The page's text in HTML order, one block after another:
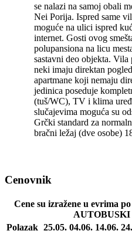
se nalazi na samoj obali
Nei Porija. Ispred same
moguće na ulici ispred
internet. Gosti ovog
polupansiona na licu
sastavni deo objekta.
neki imaju direktan
apartmane koji nemaju
jedinica poseduje
(tuš/WC), TV i klima
slučajevima moguća su
Grčki standard za
bračni ležaj (dve osobe)
Cenovnik
Cene su izražene u evrima
AUTOBUSKI
Polazak 25.05. 04.06. 14.06.